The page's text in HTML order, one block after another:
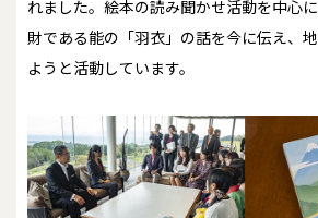
れました。絵本の読み聞かせ活動を中心
財である能の「羽衣」の話を今に伝え、
ようと活動しています。